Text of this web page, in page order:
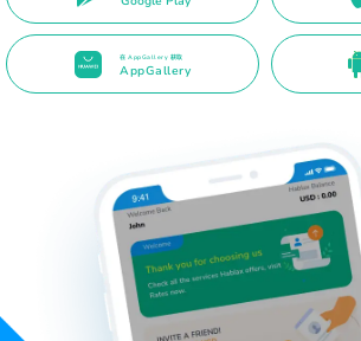
在 AppGallery 获取
AppGallery